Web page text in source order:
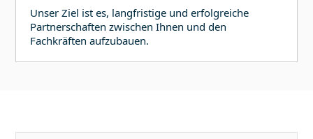
Unser Ziel ist es, langfristige und erfolgreiche
Partnerschaften zwischen Ihnen und den
Fachkräften aufzubauen.